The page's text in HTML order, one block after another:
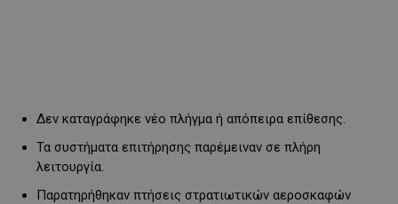
Δεν καταγράφηκε νέο πλήγμα ή απόπειρα επίθεσης.
Τα συστήματα επιτήρησης παρέμειναν σε πλήρη
λειτουργία.
Παρατηρήθηκαν πτήσεις στρατιωτικών αεροσκαφών